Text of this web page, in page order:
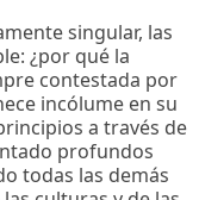
singular, las
¿por qué la
contestada por
incólume en su
a través de
profundos
todas las demás